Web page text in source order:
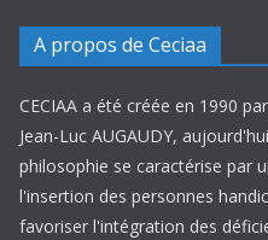
A propos de Ceciaa
CECIAA a été créée en 1990
Jean-Luc AUGAUDY,
philosophie se caractérise par
l'insertion des personnes
favoriser l'intégration des